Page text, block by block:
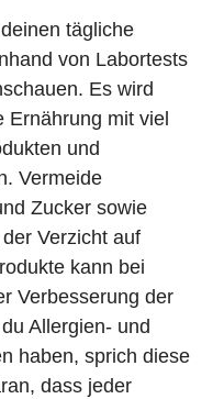
tägliche
von Labortests
Es wird
Ernährung mit viel
und
Vermeide
Zucker sowie
Verzicht auf
kann bei
Verbesserung der
Allergien- und
haben, sprich diese
dass jeder